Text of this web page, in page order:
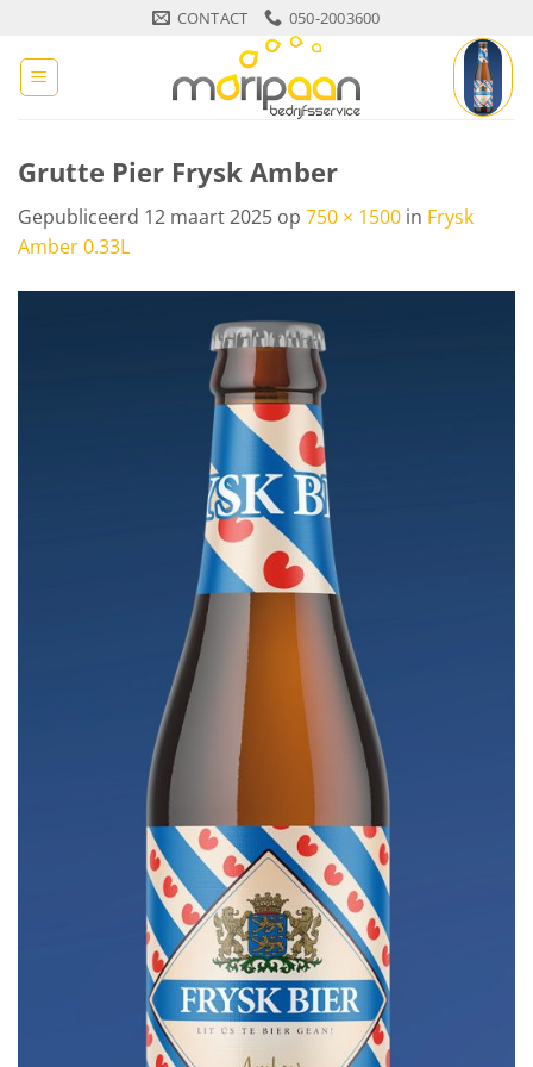
inhoud
CONTACT 050-2003600
Grutte Pier Frysk Amber
Gepubliceerd 12 maart 2025 op 750 × 1500 in Frysk
Amber 0.33L